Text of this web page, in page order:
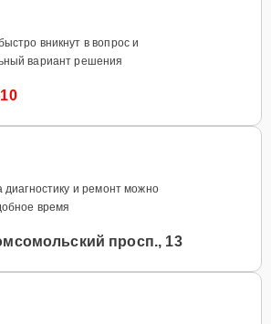
вникнут в вопрос и
вариант решения
диагностику и ремонт можно
время
просп., 13